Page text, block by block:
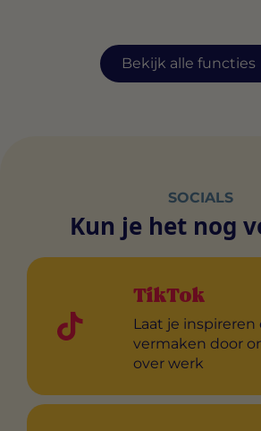
Bekijk alle functies
SOCIALS
Kun je het nog
TikTok
Laat je inspireren
vermaken door
over werk